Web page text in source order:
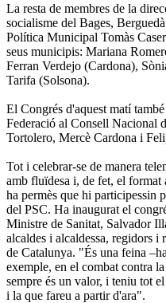
La resta de membres de la
socialisme del Bages,
Política Municipal Tomàs
seus municipis: Mariana
Ferran Verdejo (Cardona),
Tarifa (Solsona).
El Congrés d'aquest matí
Federació al Consell Nacional
Tortolero, Mercè Cardona i
Tot i celebrar-se de manera
amb fluïdesa i, de fet, el
ha permès que hi participessin
del PSC. Ha inaugurat el
Ministre de Sanitat, Salvador
alcaldes i alcaldessa, regidors i
de Catalunya. "És una feina
exemple, en el combat contra
sempre és un valor, i teniu tot
i la que fareu a partir d'ara".